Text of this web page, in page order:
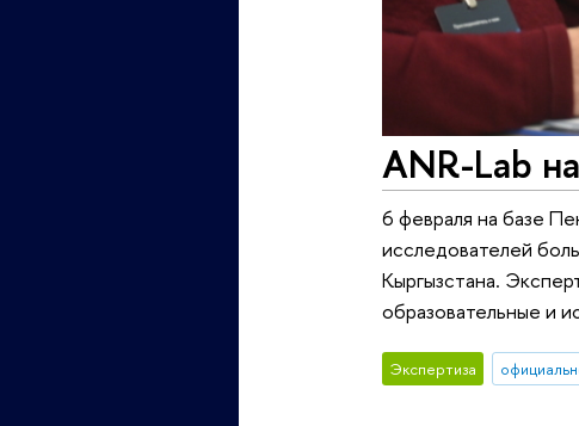
ANR-Lab
6 февраля на базе
исследователей
Кыргызстана.
образовательные и
Экспертиза